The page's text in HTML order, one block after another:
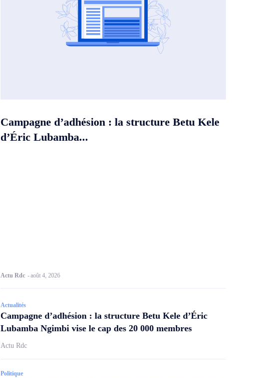
Campagne d’adhésion : la structure Betu Kele
d’Éric Lubamba...
Actu Rdc -août 4, 2026
Actualités
Campagne d’adhésion : la structure Betu Kele d’Éric
Lubamba Ngimbi vise le cap des 20 000 membres
Actu Rdc
Politique